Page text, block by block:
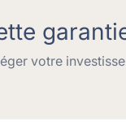
votre